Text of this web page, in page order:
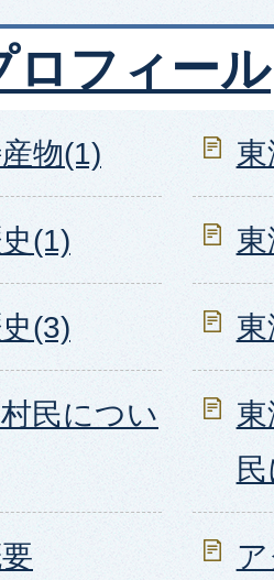
ロフィール
物(1)
(1)
(3)
民につい